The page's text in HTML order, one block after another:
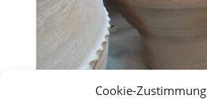
Cookie-Zustimmung